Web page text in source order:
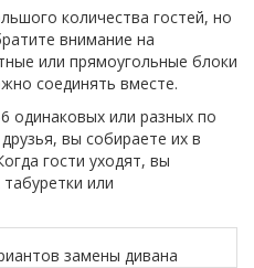
количества гостей, но
внимание на
или прямоугольные блоки
соединять вместе.
одинаковых или разных по
вы собираете их в
гости уходят, вы
или
замены дивана